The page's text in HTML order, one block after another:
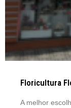
Floricultura
A melhor